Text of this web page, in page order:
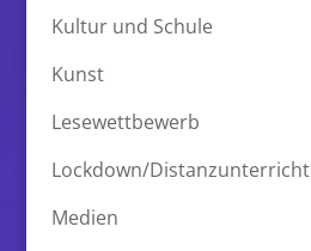
Kultur und Schule
Kunst
Lesewettbewerb
Lockdown/Distanzunterricht
Medien